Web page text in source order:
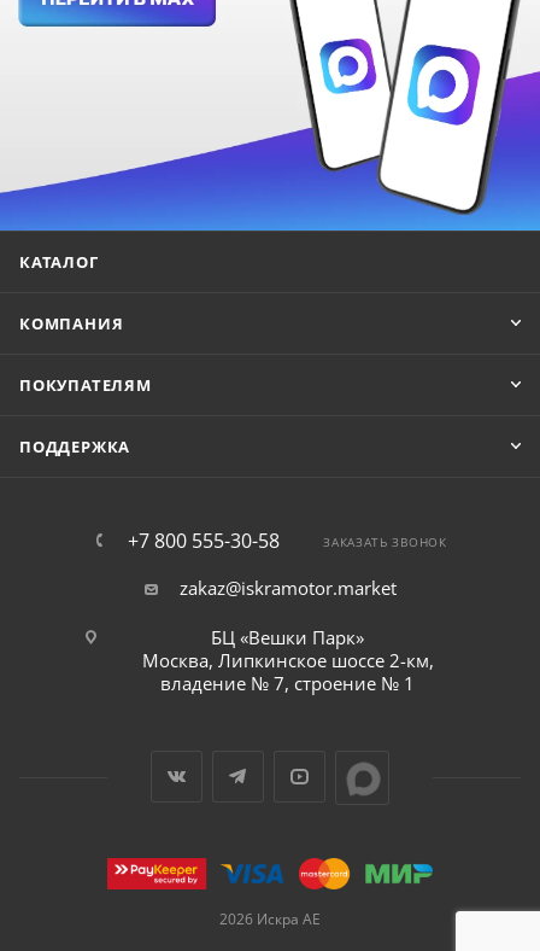
КАТАЛОГ
КОМПАНИЯ
ПОКУПАТЕЛЯМ
ПОДДЕРЖКА
+7 800 555-30-58 ЗАКАЗАТЬ ЗВОНОК
zakaz@iskramotor.market
БЦ «Вешки Парк»
Москва, Липкинское шоссе 2-км,
владение № 7, строение № 1
2026 Искра АЕ